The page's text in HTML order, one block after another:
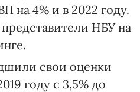
на 4% и в 2022 году.
НБУ на
свои оценки
году с 3,5% до